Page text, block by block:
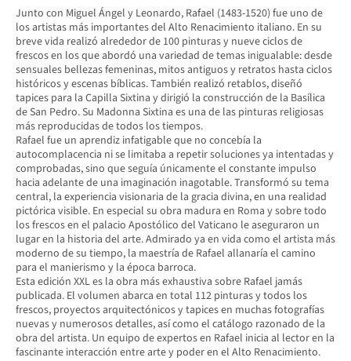
Junto con Miguel Ángel y Leonardo, Rafael (1483-1520) fue uno de
los artistas más importantes del Alto Renacimiento italiano. En su
breve vida realizó alrededor de 100 pinturas y nueve ciclos de
frescos en los que abordó una variedad de temas inigualable: desde
sensuales bellezas femeninas, mitos antiguos y retratos hasta ciclos
históricos y escenas bíblicas. También realizó retablos, diseñó
tapices para la Capilla Sixtina y dirigió la construcción de la Basílica
de San Pedro. Su Madonna Sixtina es una de las pinturas religiosas
más reproducidas de todos los tiempos.
Rafael fue un aprendiz infatigable que no concebía la
autocomplacencia ni se limitaba a repetir soluciones ya intentadas y
comprobadas, sino que seguía únicamente el constante impulso
hacia adelante de una imaginación inagotable. Transformó su tema
central, la experiencia visionaria de la gracia divina, en una realidad
pictórica visible. En especial su obra madura en Roma y sobre todo
los frescos en el palacio Apostólico del Vaticano le aseguraron un
lugar en la historia del arte. Admirado ya en vida como el artista más
moderno de su tiempo, la maestría de Rafael allanaría el camino
para el manierismo y la época barroca.
Esta edición XXL es la obra más exhaustiva sobre Rafael jamás
publicada. El volumen abarca en total 112 pinturas y todos los
frescos, proyectos arquitectónicos y tapices en muchas fotografías
nuevas y numerosos detalles, así como el catálogo razonado de la
obra del artista. Un equipo de expertos en Rafael inicia al lector en la
fascinante interacción entre arte y poder en el Alto Renacimiento.